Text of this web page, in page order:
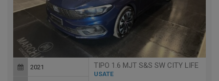
TIPO 1.6 MJT S&S SW CITY LIFE
USATE
2021